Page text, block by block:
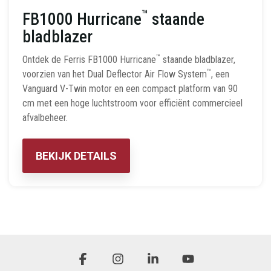
FB1000 Hurricane™ staande
bladblazer
Ontdek de Ferris FB1000 Hurricane™ staande bladblazer,
voorzien van het Dual Deflector Air Flow System™, een
Vanguard V-Twin motor en een compact platform van 90
cm met een hoge luchtstroom voor efficiënt commercieel
afvalbeheer.
BEKIJK DETAILS
FacebookInstagramLinkedin